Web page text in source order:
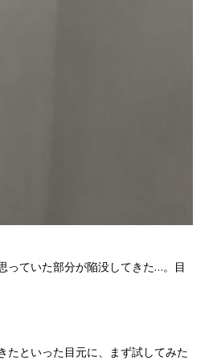
っていた部分が陥没してきた…。目
たといった目元に、まず試してみた